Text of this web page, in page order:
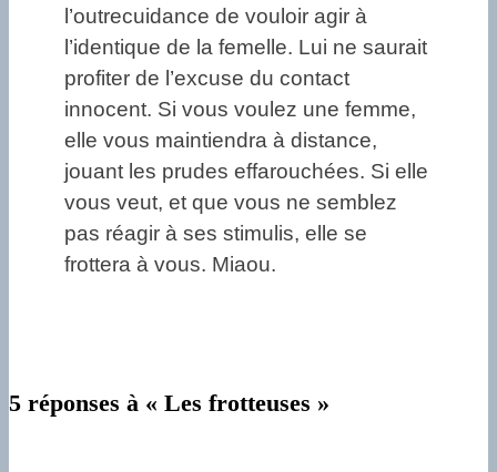
l’outrecuidance de vouloir agir à
l’identique de la femelle. Lui ne saurait
profiter de l’excuse du contact
innocent. Si vous voulez une femme,
elle vous maintiendra à distance,
jouant les prudes effarouchées. Si elle
vous veut, et que vous ne semblez
pas réagir à ses stimulis, elle se
frottera à vous. Miaou.
5 réponses à « Les frotteuses »